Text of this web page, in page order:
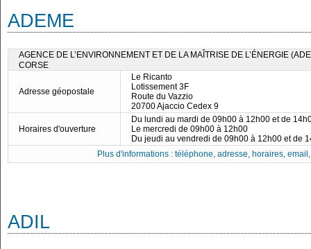
ADEME
AGENCE DE L’ENVIRONNEMENT ET DE LA MAÎTRISE DE L’ÉNERGIE
CORSE
Adresse géopostale
Le Ricanto
Lotissement 3F
Route du Vazzio
20700 Ajaccio Cedex 9
Horaires d'ouverture
Du lundi au mardi de 09h00 à 12h00 et de
Le mercredi de 09h00 à 12h00
Du jeudi au vendredi de 09h00 à 12h00 et de
Plus d'informations : téléphone, adresse, horaires,
ADIL